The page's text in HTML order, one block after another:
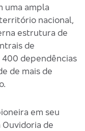
uma ampla
nacional,
estrutura de
de
dependências
de mais de
em seu
de